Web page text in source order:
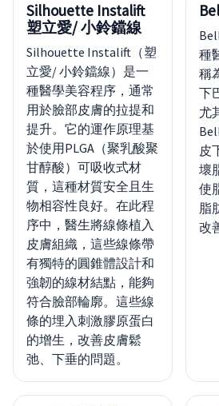
Silhouette Instalift
塑立愛/ 小鈴鐺線
Silhouette Instalift（塑
立愛/ 小鈴鐺線）是一
種醫學美容程序，通常
用於臉部皮膚的拉提和
提升。它的運作原理基
於使用PLGA（聚乳酸聚
甘醇酸）可吸收式材
質，這種材質安全且生
物相容性良好。在此程
序中，醫生將線條植入
皮膚組織，這些線條帶
有獨特的圓錐體設計和
強韌的線材結點，能夠
符合臉部輪廓。這些線
條的埋入刺激膠原蛋白
的增生，改善皮膚鬆
弛、下垂的問題。
種
稱
下
尤
皮
壞
使
脂
改